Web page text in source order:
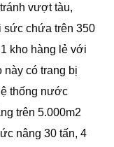
vượt tàu,
sức chứa trên 350
kho hàng lẻ với
này có trang bị
thống nước
trên 5.000m2
nâng 30 tấn, 4